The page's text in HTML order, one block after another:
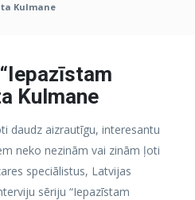
Kulmane
Kulmane
daudz aizrautīgu, interesantu
neko nezinām vai zinām ļoti
speciālistus, Latvijas
sēriju “Iepazīstam